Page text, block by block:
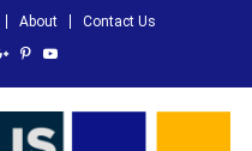
About Contact Us